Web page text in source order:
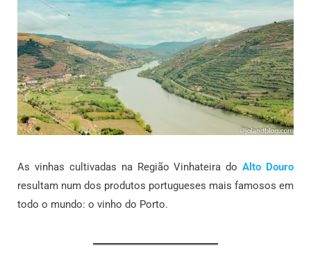
As vinhas cultivadas na Região Vinhateira doAlto Douro
resultam num dos produtos portugueses mais famosos em
todo o mundo: o vinho do Porto.